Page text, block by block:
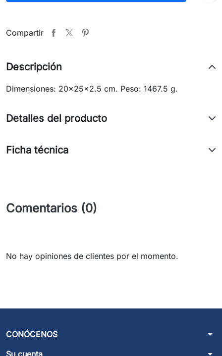
Compartir
Descripción
Dimensiones: 20x25x2.5 cm. Peso: 1467.5 g.
Detalles del producto
Ficha técnica
Comentarios (0)
No hay opiniones de clientes por el momento.
CONÓCENOS arrow_drop_down
Su cuenta